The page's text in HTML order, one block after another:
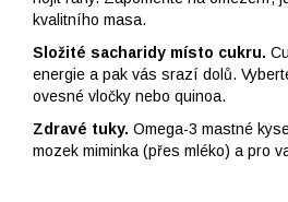
kvalitního masa.
Složité sacharidy místo cukru.
energie a pak vás srazí dolů.
ovesné vločky nebo quinoa.
Zdravé tuky. Omega-3 mastné
mozek miminka (přes mléko) a pro